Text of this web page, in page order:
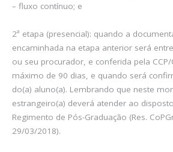
– fluxo contínuo; e
2ª etapa (presencial): quando a
encaminhada na etapa anterior será
ou seu procurador, e conferida pela
máximo de 90 dias, e quando será
do(a) aluno(a). Lembrando que neste
estrangeiro(a) deverá atender ao
Regimento de Pós-Graduação (Res.
29/03/2018).